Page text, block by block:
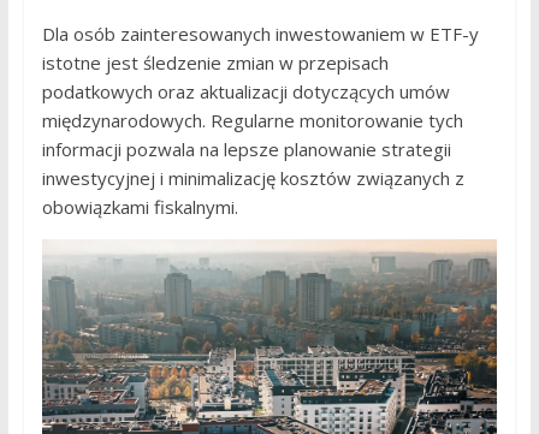
Dla osób zainteresowanych inwestowaniem w ETF-y
istotne jest śledzenie zmian w przepisach
podatkowych oraz aktualizacji dotyczących umów
międzynarodowych. Regularne monitorowanie tych
informacji pozwala na lepsze planowanie strategii
inwestycyjnej i minimalizację kosztów związanych z
obowiązkami fiskalnymi.